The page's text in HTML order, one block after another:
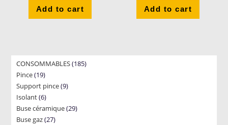
Add to cart Add to cart
CONSOMMABLES 185185
Pince 1919
products
Support pince 99
Isolant 66
products
Buse céramique 2929
Buse gaz 2727